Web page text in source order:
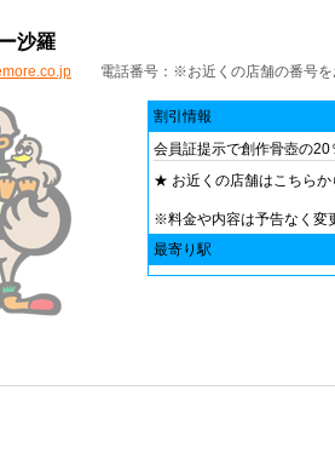
沙羅
電話番号：※お近くの店舗の番号を
割引情報
会員証提示で創作骨壺の20
★ お近くの店舗はこちらか
※料金や内容は予告なく変
最寄り駅